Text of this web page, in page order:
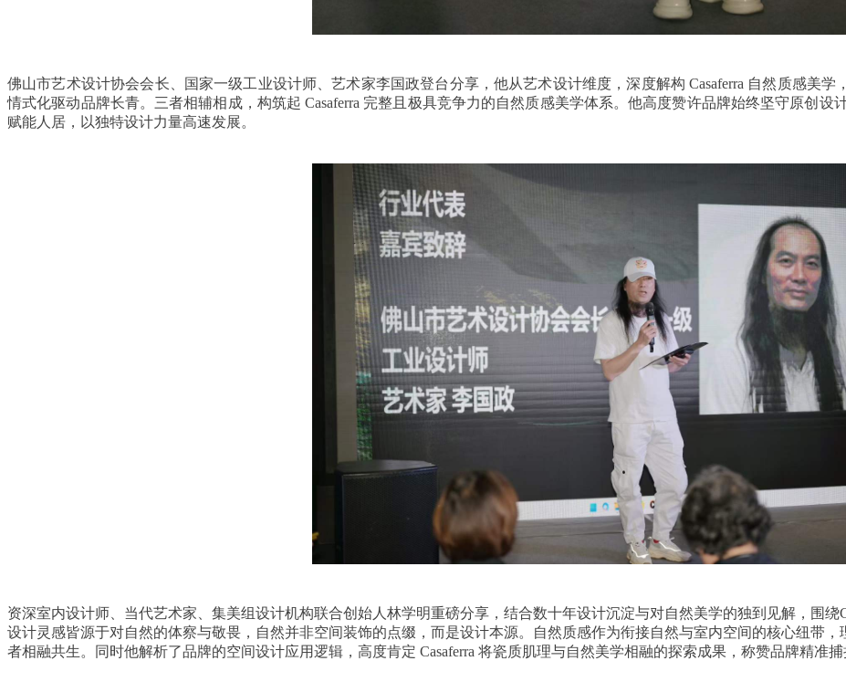
佛山市艺术设计协会会长、国家一级工业设计师、艺术家李国政登台分享，他从艺术设计维度，深度解构 Casaferra 自然质感美
情式化驱动品牌长青。三者相辅相成，构筑起 Casaferra 完整且极具竞争力的自然质感美学体系。他高度赞许品牌始终坚守原创设
赋能人居，以独特设计力量高速发展。
资深室内设计师、当代艺术家、集美组设计机构联合创始人林学明重磅分享，结合数十年设计沉淀与对自然美学的独到见解，围绕
设计灵感皆源于对自然的体察与敬畏，自然并非空间装饰的点缀，而是设计本源。自然质感作为衔接自然与室内空间的核心纽带
者相融共生。同时他解析了品牌的空间设计应用逻辑，高度肯定 Casaferra 将瓷质肌理与自然美学相融的探索成果，称赞品牌精准